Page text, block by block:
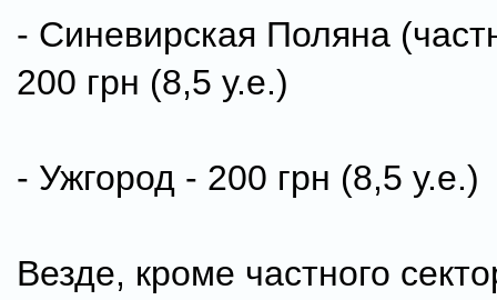
- Синевирская Поляна
200 грн (8,5 у.е.)
- Ужгород - 200 грн (8,5 у.е.)
Везде, кроме частного